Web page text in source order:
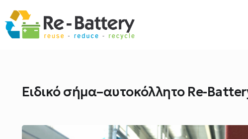
Ειδικό σήμα–αυτοκόλλητο Re-